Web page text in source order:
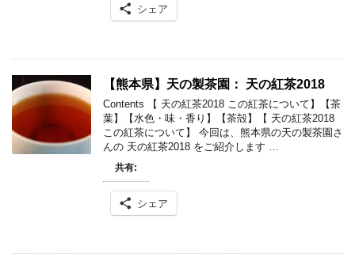
シェア
【熊本県】天の製茶園： 天の紅茶2018
Contents 【 天の紅茶2018 この紅茶について】【茶
葉】【水色・味・香り】【茶殻】【 天の紅茶2018
この紅茶について】 今回は、熊本県の天の製茶園さ
んの 天の紅茶2018 をご紹介します …
共有:
シェア